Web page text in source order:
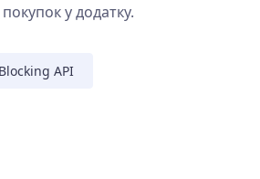
у додатку.
API